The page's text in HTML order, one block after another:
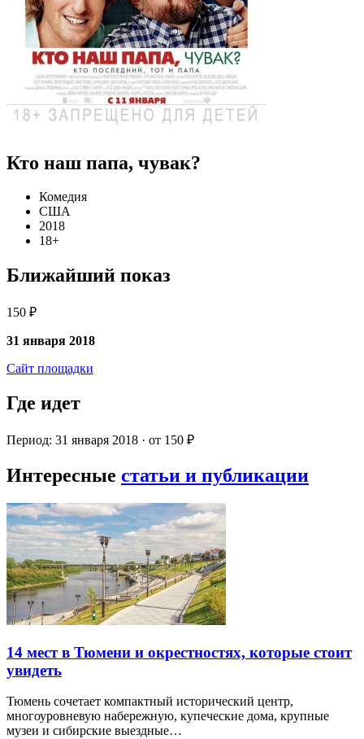
Кто наш папа, чувак?
Комедия
США
2018
18+
Ближайший показ
150 ₽
31 января 2018
Сайт площадки
Где идет
Период: 31 января 2018 · от 150 ₽
Интересные статьи и публикации
14 мест в Тюмени и окрестностях, которые стоит
увидеть
Тюмень сочетает компактный исторический центр,
многоуровневую набережную, купеческие дома, крупные
музеи и сибирские выездные…